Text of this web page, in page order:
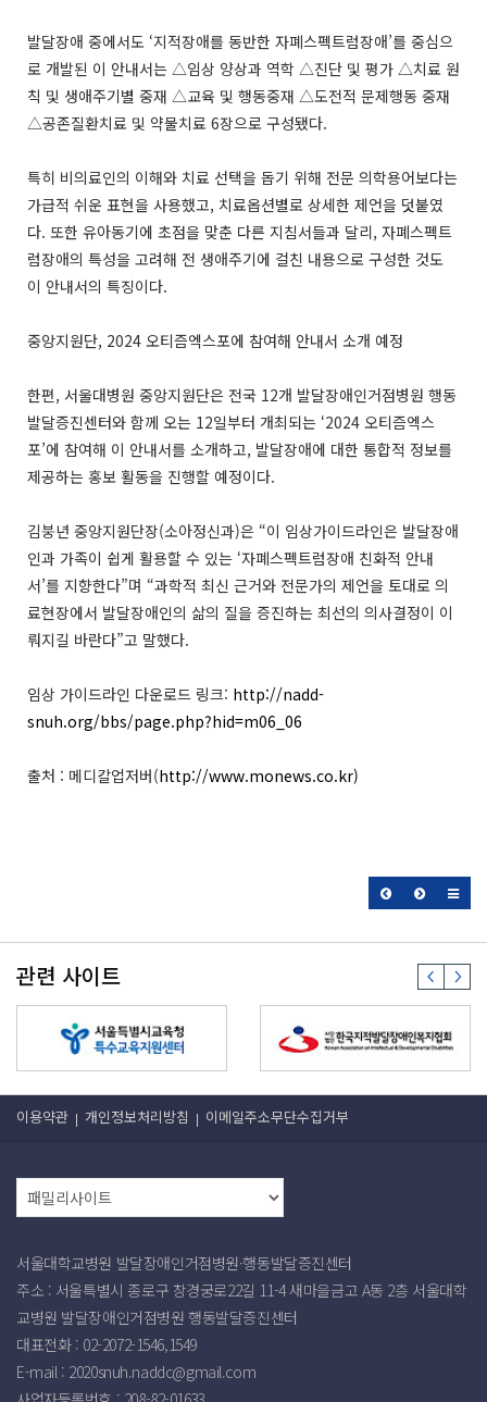
발달장애 중에서도 ‘지적장애를 동반한 자폐스펙트럼장애’를 중심으
로 개발된 이 안내서는 △임상 양상과 역학 △진단 및 평가 △치료 원
칙 및 생애주기별 중재 △교육 및 행동중재 △도전적 문제행동 중재
△공존질환치료 및 약물치료 6장으로 구성됐다.
특히 비의료인의 이해와 치료 선택을 돕기 위해 전문 의학용어보다는
가급적 쉬운 표현을 사용했고, 치료옵션별로 상세한 제언을 덧붙였
다. 또한 유아동기에 초점을 맞춘 다른 지침서들과 달리, 자폐스펙트
럼장애의 특성을 고려해 전 생애주기에 걸친 내용으로 구성한 것도
이 안내서의 특징이다.
중앙지원단, 2024 오티즘엑스포에 참여해 안내서 소개 예정
한편, 서울대병원 중앙지원단은 전국 12개 발달장애인거점병원 행동
발달증진센터와 함께 오는 12일부터 개최되는 ‘2024 오티즘엑스
포’에 참여해 이 안내서를 소개하고, 발달장애에 대한 통합적 정보를
제공하는 홍보 활동을 진행할 예정이다.
김붕년 중앙지원단장(소아정신과)은 “이 임상가이드라인은 발달장애
인과 가족이 쉽게 활용할 수 있는 ‘자폐스펙트럼장애 친화적 안내
서’를 지향한다”며 “과학적 최신 근거와 전문가의 제언을 토대로 의
료현장에서 발달장애인의 삶의 질을 증진하는 최선의 의사결정이 이
뤄지길 바란다”고 말했다.
임상 가이드라인 다운로드 링크: http://nadd-
snuh.org/bbs/page.php?hid=m06_06
출처 : 메디칼업저버(http://www.monews.co.kr)
관련 사이트
이용약관 개인정보처리방침 이메일주소무단수집거부
서울대학교병원 발달장애인거점병원·행동발달증진센터
주소 : 서울특별시 종로구 창경궁로22길 11-4 새마을금고 A동 2층 서울대학
교병원 발달장애인거점병원 행동발달증진센터
대표전화 : 02-2072-1546,1549
E-mail : 2020snuh.naddc@gmail.com